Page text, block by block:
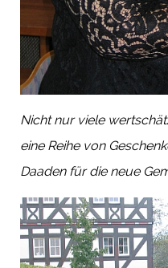
Nicht nur viele
eine Reihe von
Daaden für die neue